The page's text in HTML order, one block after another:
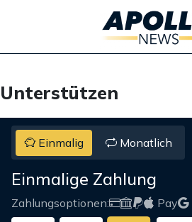
Unterstützen
Einmalig Monatlich
Einmalige Zahlung
Zahlungsoptionen: Pay